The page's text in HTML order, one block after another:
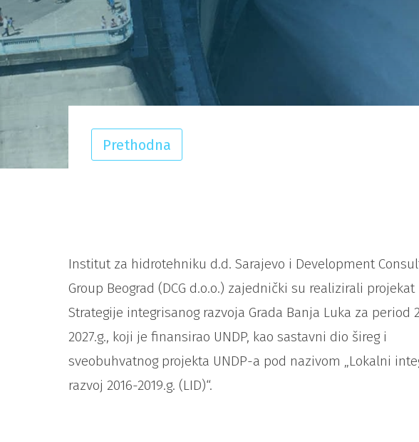
Prethodna
Institut za hidrotehniku d.d. Sarajevo i Development
Group Beograd (DCG d.o.o.) zajednički su realizirali projekat
Strategije integrisanog razvoja Grada Banja Luka za period
2027.g., koji je finansirao UNDP, kao sastavni dio šireg i
sveobuhvatnog projekta UNDP-a pod nazivom „Lokalni
razvoj 2016-2019.g. (LID)“.